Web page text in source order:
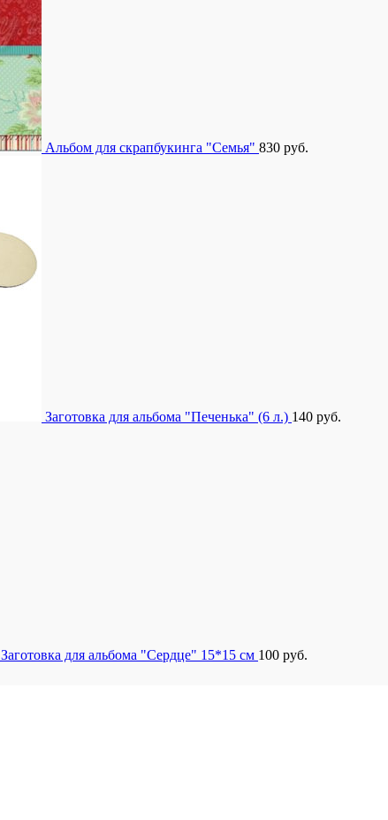
Альбом для скрапбукинга "Семья" 830 руб.
Заготовка для альбома "Печенька" (6 л.) 140 руб.
Заготовка для альбома "Сердце" 15*15 см 100 руб.